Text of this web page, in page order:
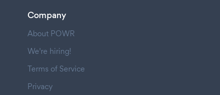
Company
About POWR
We're hiring!
Terms of Service
Privacy